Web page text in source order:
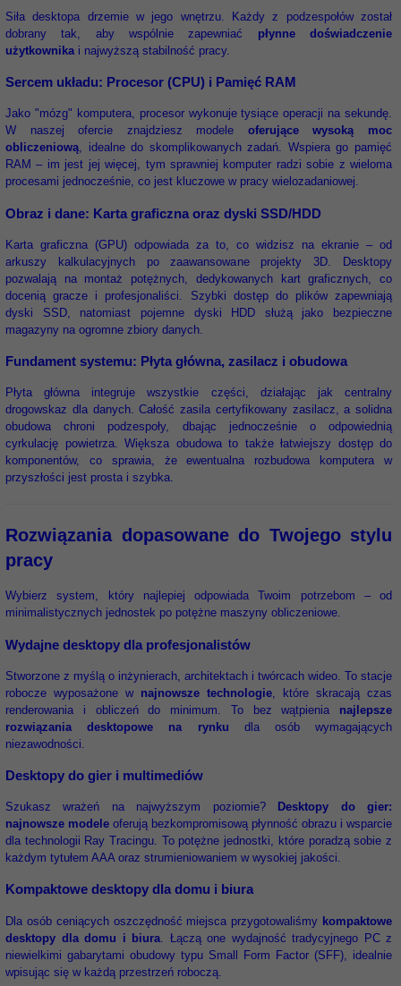
Siła desktopa drzemie w jego wnętrzu. Każdy z podzespołów został
dobrany tak, aby wspólnie zapewniać płynne doświadczenie
użytkownika i najwyższą stabilność pracy.
Sercem układu: Procesor (CPU) i Pamięć RAM
Jako "mózg" komputera, procesor wykonuje tysiące operacji na sekundę.
W naszej ofercie znajdziesz modele oferujące wysoką moc
obliczeniową, idealne do skomplikowanych zadań. Wspiera go pamięć
RAM – im jest jej więcej, tym sprawniej komputer radzi sobie z wieloma
procesami jednocześnie, co jest kluczowe w pracy wielozadaniowej.
Obraz i dane: Karta graficzna oraz dyski SSD/HDD
Karta graficzna (GPU) odpowiada za to, co widzisz na ekranie – od
arkuszy kalkulacyjnych po zaawansowane projekty 3D. Desktopy
pozwalają na montaż potężnych, dedykowanych kart graficznych, co
docenią gracze i profesjonaliści. Szybki dostęp do plików zapewniają
dyski SSD, natomiast pojemne dyski HDD służą jako bezpieczne
magazyny na ogromne zbiory danych.
Fundament systemu: Płyta główna, zasilacz i obudowa
Płyta główna integruje wszystkie części, działając jak centralny
drogowskaz dla danych. Całość zasila certyfikowany zasilacz, a solidna
obudowa chroni podzespoły, dbając jednocześnie o odpowiednią
cyrkulację powietrza. Większa obudowa to także łatwiejszy dostęp do
komponentów, co sprawia, że ewentualna rozbudowa komputera w
przyszłości jest prosta i szybka.
Rozwiązania dopasowane do Twojego stylu
pracy
Wybierz system, który najlepiej odpowiada Twoim potrzebom – od
minimalistycznych jednostek po potężne maszyny obliczeniowe.
Wydajne desktopy dla profesjonalistów
Stworzone z myślą o inżynierach, architektach i twórcach wideo. To stacje
robocze wyposażone w najnowsze technologie , które skracają czas
renderowania i obliczeń do minimum. To bez wątpienia najlepsze
rozwiązania desktopowe na rynku dla osób wymagających
niezawodności.
Desktopy do gier i multimediów
Szukasz wrażeń na najwyższym poziomie?
Desktopy do gier:
najnowsze modele oferują bezkompromisową płynność obrazu i wsparcie
dla technologii Ray Tracingu. To potężne jednostki, które poradzą sobie z
każdym tytułem AAA oraz strumieniowaniem w wysokiej jakości.
Kompaktowe desktopy dla domu i biura
Dla osób ceniących oszczędność miejsca przygotowaliśmy kompaktowe
desktopy dla domu i biura . Łączą one wydajność tradycyjnego PC z
niewielkimi gabarytami obudowy typu Small Form Factor (SFF), idealnie
wpisując się w każdą przestrzeń roboczą.